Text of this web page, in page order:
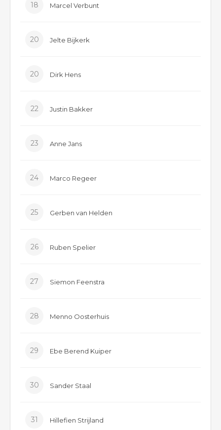
18 Marcel Verbunt
20 Jelte Bijkerk
20 Dirk Hens
22 Justin Bakker
23 Anne Jans
24 Marco Regeer
25 Gerben van Helden
26 Ruben Spelier
27 Siemon Feenstra
28 Menno Oosterhuis
29 Ebe Berend Kuiper
30 Sander Staal
31 Hillefien Strijland